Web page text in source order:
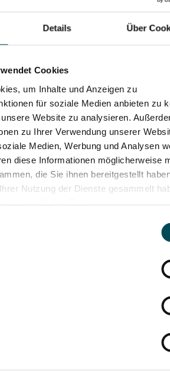
Details Über
Cookies
um Inhalte und Anzeigen zu
für soziale Medien anbieten zu
Website zu analysieren.
zu Ihrer Verwendung unserer
Medien, Werbung und Analysen
diese Informationen möglicherweise
die Sie ihnen bereitgestellt
Nutzung der Dienste gesammelt
Saal
Infos
Fox Film Corporation